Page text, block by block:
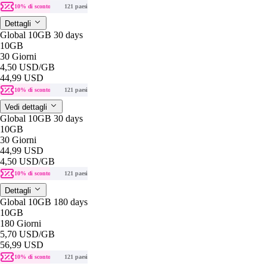
10% di sconto 121 paesi
Dettagli
Global 10GB 30 days
10GB
30 Giorni
4,50 USD/GB
44,99 USD
10% di sconto 121 paesi
Vedi dettagli
Global 10GB 30 days
10GB
30 Giorni
44,99 USD
4,50 USD/GB
10% di sconto 121 paesi
Dettagli
Global 10GB 180 days
10GB
180 Giorni
5,70 USD/GB
56,99 USD
10% di sconto 121 paesi